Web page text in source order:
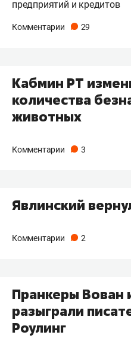
предприятий и кредитов
Комментарии 29
Кабмин РТ
количества
животных
Комментарии 3
Явлинский
Комментарии 2
​Пранкеры Вован
разыграли
Роулинг